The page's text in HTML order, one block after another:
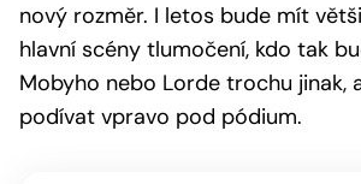
nový rozměr. I letos bude mít
hlavní scény tlumočení, kdo tak
Mobyho nebo Lorde trochu jinak,
podívat vpravo pod pódium.